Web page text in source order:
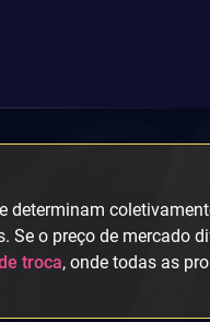
determinam
Se o preço de mercado
troca, onde todas as